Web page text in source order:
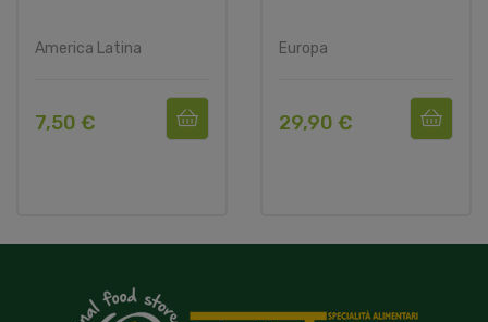
America Latina
7,50 €
Europa
29,90 €